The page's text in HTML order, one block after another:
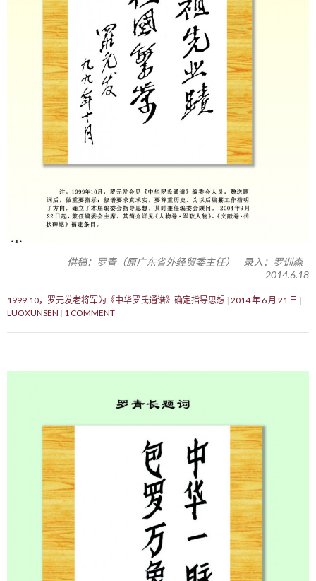
供稿：罗青（原广东省外经贸委主任） 录入：罗训森
2014.6.18
1999.10，罗元发老将军为《中华罗氏通谱》确定指导思想 2014 年 6 月 21 日
LUOXUNSEN
1 COMMENT